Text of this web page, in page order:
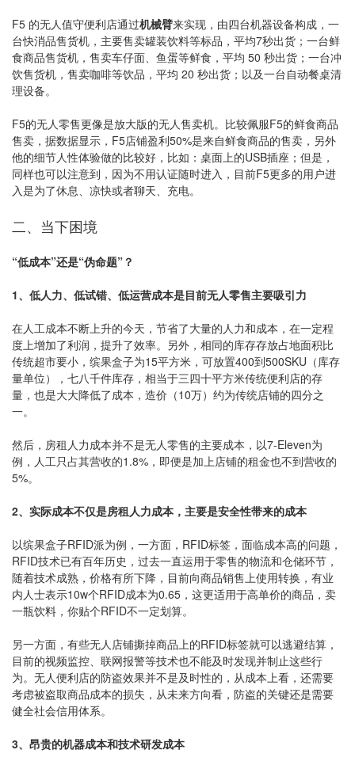
F5 的无人值守便利店通过机械臂来实现，由四台机器设备构成，一
台快消品售货机，主要售卖罐装饮料等标品，平均7秒出货；一台鲜
食商品售货机，售卖车仔面、鱼蛋等鲜食，平均 50 秒出货；一台冲
饮售货机，售卖咖啡等饮品，平均 20 秒出货；以及一台自动餐桌清
理设备。
F5的无人零售更像是放大版的无人售卖机。比较佩服F5的鲜食商品
售卖，据数据显示，F5店铺盈利50%是来自鲜食商品的售卖，另外
他的细节人性体验做的比较好，比如：桌面上的USB插座；但是，
同样也可以注意到，因为不用认证随时进入，目前F5更多的用户进
入是为了休息、凉快或者聊天、充电。
二、当下困境
“低成本”还是“伪命题”？
1、低人力、低试错、低运营成本是目前无人零售主要吸引力
在人工成本不断上升的今天，节省了大量的人力和成本，在一定程
度上增加了利润，提升了效率。另外，相同的库存存放占地面积比
传统超市要小，缤果盒子为15平方米，可放置400到500SKU（库存
量单位），七八千件库存，相当于三四十平方米传统便利店的存
量，也是大大降低了成本，造价（10万）约为传统店铺的四分之
一。
然后，房租人力成本并不是无人零售的主要成本，以7-Eleven为
例，人工只占其营收的1.8%，即便是加上店铺的租金也不到营收的
5%。
2、实际成本不仅是房租人力成本，主要是安全性带来的成本
以缤果盒子RFID派为例，一方面，RFID标签，面临成本高的问题，
RFID技术已有百年历史，过去一直运用于零售的物流和仓储环节，
随着技术成熟，价格有所下降，目前向商品销售上使用转换，有业
内人士表示10w个RFID成本为0.65，这更适用于高单价的商品，卖
一瓶饮料，你贴个RFID不一定划算。
另一方面，有些无人店铺撕掉商品上的RFID标签就可以逃避结算，
目前的视频监控、联网报警等技术也不能及时发现并制止这些行
为。无人便利店的防盗效果并不是及时性的，从成本上看，还需要
考虑被盗取商品成本的损失，从未来方向看，防盗的关键还是需要
健全社会信用体系。
3、昂贵的机器成本和技术研发成本